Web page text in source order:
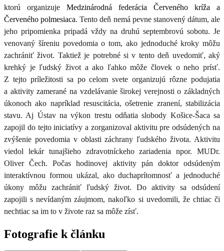
ktorú organizuje Medzinárodná federácia Červeného kríža a
Červeného polmesiaca. Tento deň nemá pevne stanovený dátum, ale
jeho pripomienka pripadá vždy na druhú septembrovú sobotu. Je
venovaný šíreniu povedomia o tom, ako jednoduché kroky môžu
zachrániť život. Taktiež je potrebné si v tento deň uvedomiť, aký
krehký je ľudský život a ako ľahko môže človek o neho prísť.
Z tejto príležitosti sa po celom svete organizujú rôzne podujatia
a aktivity zamerané na vzdelávanie širokej verejnosti o základných
úkonoch ako napríklad resuscitácia, ošetrenie zranení, stabilizácia
stavu. Aj Ústav na výkon trestu odňatia slobody Košice-Šaca sa
zapojil do tejto iniciatívy a zorganizoval aktivitu pre odsúdených na
zvýšenie povedomia v oblasti záchrany ľudského života. Aktivitu
viedol lekár tunajšieho zdravotníckeho zariadenia npor. MUDr.
Oliver Čech. Počas hodinovej aktivity pán doktor odsúdeným
interaktívnou formou ukázal, ako duchaprítomnosť a jednoduché
úkony môžu zachrániť ľudský život. Do aktivity sa odsúdení
zapojili s nevídaným záujmom, nakoľko si uvedomili, že chtiac či
nechtiac sa im to v živote raz sa môže zísť.
Fotografie k článku